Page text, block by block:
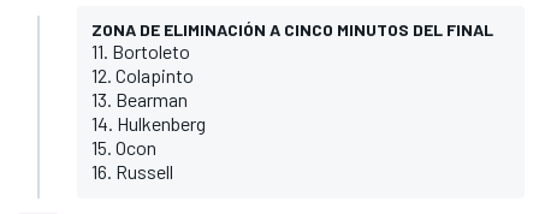
ZONA DE ELIMINACIÓN A CINCO MINUTOS DEL FINAL
11. Bortoleto
12. Colapinto
13. Bearman
14. Hulkenberg
15. Ocon
16. Russell